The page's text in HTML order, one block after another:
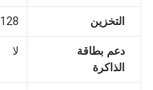
التخزين 128 جيجا, 256 جيجا
دعم بطاقة
الذاكرة
لا